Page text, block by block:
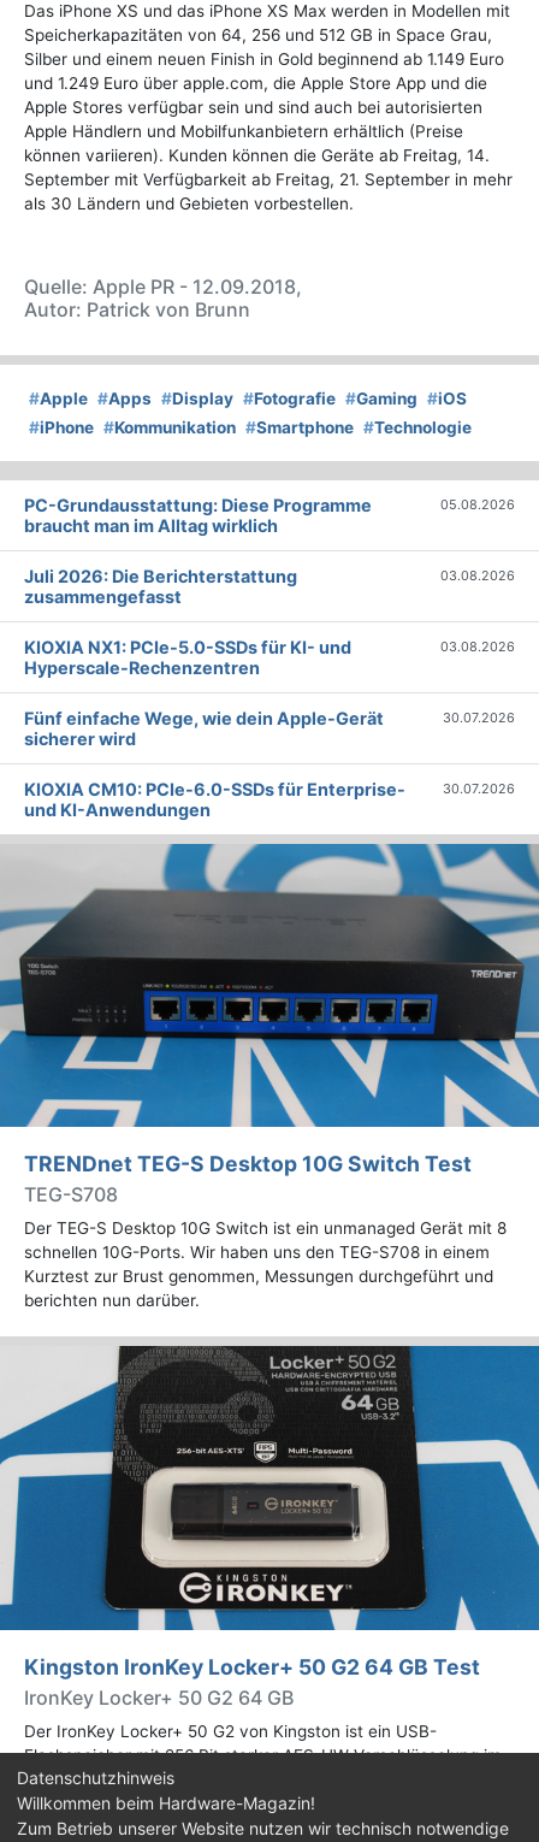
Das iPhone XS und das iPhone XS Max werden in Modellen mit
Speicherkapazitäten von 64, 256 und 512 GB in Space Grau,
Silber und einem neuen Finish in Gold beginnend ab 1.149 Euro
und 1.249 Euro über apple.com, die Apple Store App und die
Apple Stores verfügbar sein und sind auch bei autorisierten
Apple Händlern und Mobilfunkanbietern erhältlich (Preise
können variieren). Kunden können die Geräte ab Freitag, 14.
September mit Verfügbarkeit ab Freitag, 21. September in mehr
als 30 Ländern und Gebieten vorbestellen.
Quelle: Apple PR - 12.09.2018,
Autor: Patrick von Brunn
#Apple #Apps #Display #Fotografie #Gaming #iOS
#iPhone #Kommunikation #Smartphone #Technologie
PC-Grundausstattung: Diese Programme
braucht man im Alltag wirklich
05.08.2026
Juli 2026: Die Bericht­erstattung
zusammengefasst
03.08.2026
KIOXIA NX1: PCIe-5.0-SSDs für KI- und
Hyperscale-Rechenzentren
03.08.2026
Fünf einfache Wege, wie dein Apple-Gerät
sicherer wird
30.07.2026
KIOXIA CM10: PCIe-6.0-SSDs für Enterprise-
und KI-Anwendungen
30.07.2026
TRENDnet TEG-S Desktop 10G Switch Test
TEG-S708
Der TEG-S Desktop 10G Switch ist ein unmanaged Gerät mit 8
schnellen 10G-Ports. Wir haben uns den TEG-S708 in einem
Kurztest zur Brust genommen, Messungen durchgeführt und
berichten nun darüber.
Kingston IronKey Locker+ 50 G2 64 GB Test
IronKey Locker+ 50 G2 64 GB
Der IronKey Locker+ 50 G2 von Kingston ist ein USB-
Flashspeicher mit 256 Bit starker AES-HW-Verschlüsselung im
XTS-Modus. Wir haben das 64-GB-Modell im Praxistest
genauer begutachtet.
Datenschutzhinweis
Willkommen beim Hardware-Magazin!
Zum Betrieb unserer Website nutzen wir technisch notwendige